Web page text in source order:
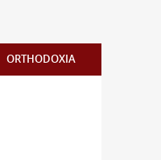
ORTHODOXIA